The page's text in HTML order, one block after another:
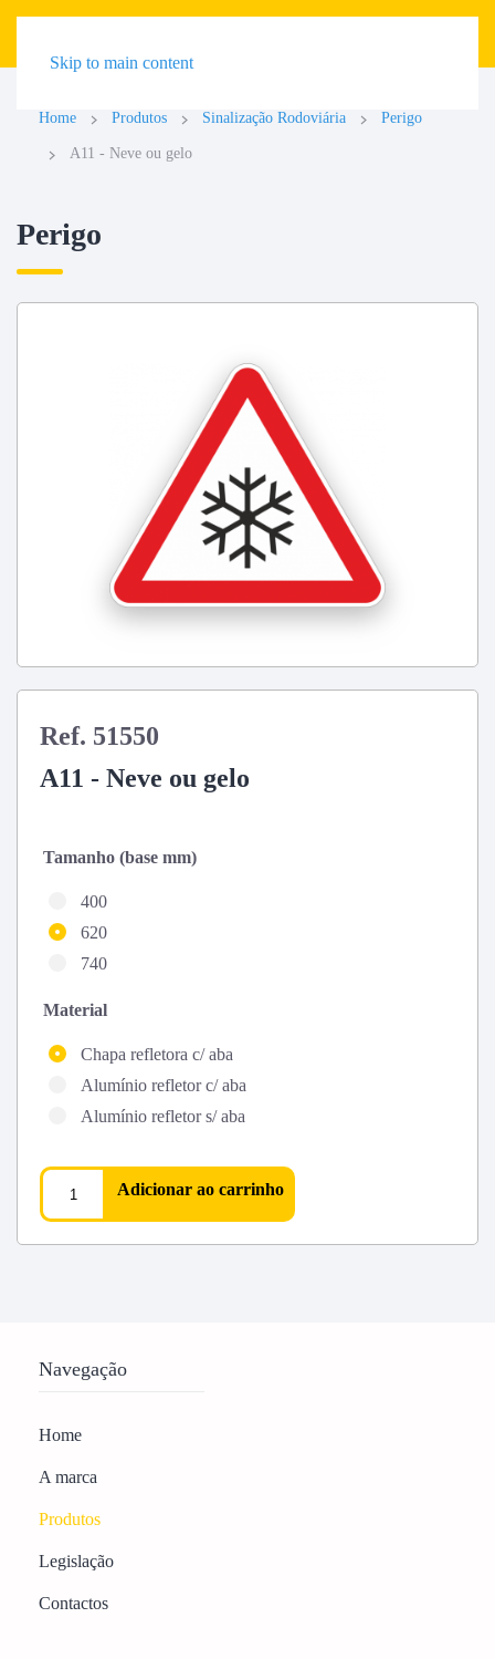
Skip to main content
Home Produtos Sinalização Rodoviária Perigo
A11 - Neve ou gelo
Perigo
Ref. 51550
A11 - Neve ou gelo
Tamanho (base mm)
400
620
740
Material
Chapa refletora c/ aba
Alumínio refletor c/ aba
Alumínio refletor s/ aba
Adicionar ao carrinho
Navegação
Home
A marca
Produtos
Legislação
Contactos